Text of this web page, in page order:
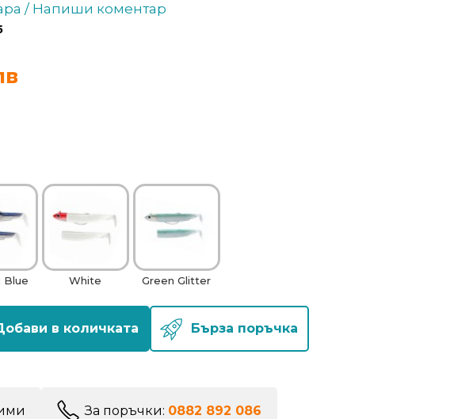
/ Напиши коментар
Blue White Green Glitter
в количката Бърза поръчка
За поръчки: 0882 892 086